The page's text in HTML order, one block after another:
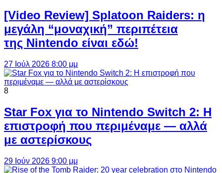
[Video Review] Splatoon Raiders: η
μεγάλη “μοναχική” περιπέτεια
της Nintendo είναι εδώ!
27 Ιούλ 2026 8:00 μμ
8
Star Fox για το Nintendo Switch 2: Η
επιστροφή που περιμέναμε — αλλά
με αστερίσκους
29 Ιούν 2026 9:00 μμ